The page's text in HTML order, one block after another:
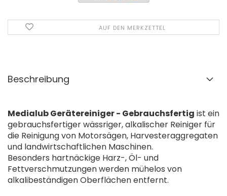
AUF DEN MERKZETTEL
Beschreibung
Medialub Gerätereiniger - Gebrauchsfertig ist ein
gebrauchsfertiger wässriger, alkalischer Reiniger für
die Reinigung von Motorsägen, Harvesteraggregaten
und landwirtschaftlichen Maschinen.
Besonders hartnäckige Harz-, Öl- und
Fettverschmutzungen werden mühelos von
alkalibeständigen Oberflächen entfernt.